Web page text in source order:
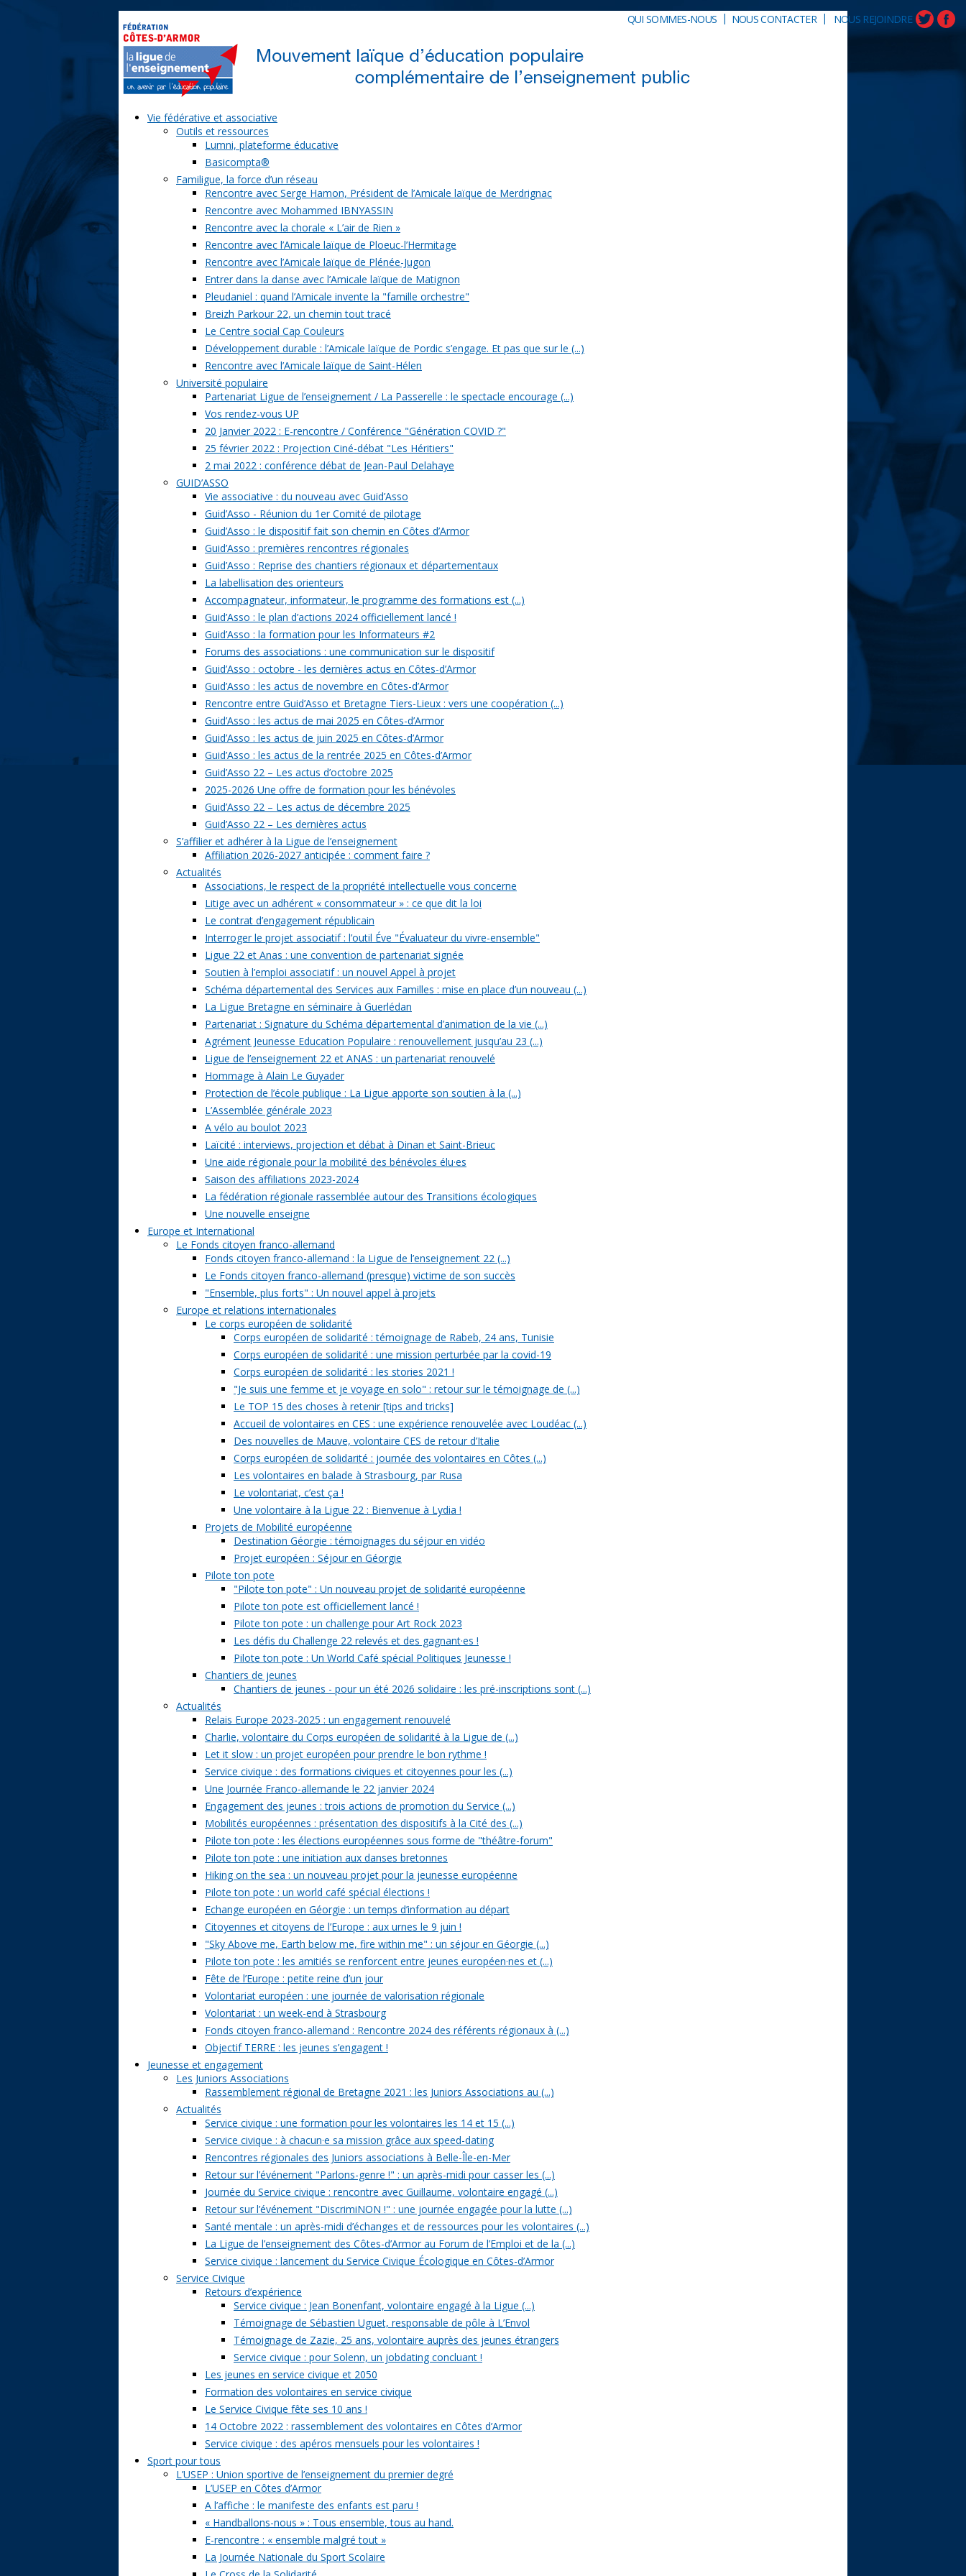
QUI SOMMES-NOUS | NOUS CONTACTER| NOUS REJOINDRE
Vie fédérative et associative
Outils et ressources
Lumni, plateforme éducative
Basicompta®
Familigue, la force d’un réseau
Rencontre avec Serge Hamon, Président de l’Amicale laïque de Merdrignac
Rencontre avec Mohammed IBNYASSIN
Rencontre avec la chorale « L’air de Rien »
Rencontre avec l’Amicale laïque de Ploeuc-l’Hermitage
Rencontre avec l’Amicale laïque de Plénée-Jugon
Entrer dans la danse avec l’Amicale laïque de Matignon
Pleudaniel : quand l’Amicale invente la "famille orchestre"
Breizh Parkour 22, un chemin tout tracé
Le Centre social Cap Couleurs
Développement durable : l’Amicale laïque de Pordic s’engage. Et pas que sur le (...)
Rencontre avec l’Amicale laïque de Saint-Hélen
Université populaire
Partenariat Ligue de l’enseignement / La Passerelle : le spectacle encourage (...)
Vos rendez-vous UP
20 Janvier 2022 : E-rencontre / Conférence "Génération COVID ?"
25 février 2022 : Projection Ciné-débat "Les Héritiers"
2 mai 2022 : conférence débat de Jean-Paul Delahaye
GUID’ASSO
Vie associative : du nouveau avec Guid’Asso
Guid’Asso - Réunion du 1er Comité de pilotage
Guid’Asso : le dispositif fait son chemin en Côtes d’Armor
Guid’Asso : premières rencontres régionales
Guid’Asso : Reprise des chantiers régionaux et départementaux
La labellisation des orienteurs
Accompagnateur, informateur, le programme des formations est (...)
Guid’Asso : le plan d’actions 2024 officiellement lancé !
Guid’Asso : la formation pour les Informateurs #2
Forums des associations : une communication sur le dispositif
Guid’Asso : octobre - les dernières actus en Côtes-d’Armor
Guid’Asso : les actus de novembre en Côtes-d’Armor
Rencontre entre Guid’Asso et Bretagne Tiers-Lieux : vers une coopération (...)
Guid’Asso : les actus de mai 2025 en Côtes-d’Armor
Guid’Asso : les actus de juin 2025 en Côtes-d’Armor
Guid’Asso : les actus de la rentrée 2025 en Côtes-d’Armor
Guid’Asso 22 – Les actus d’octobre 2025
2025-2026 Une offre de formation pour les bénévoles
Guid’Asso 22 – Les actus de décembre 2025
Guid’Asso 22 – Les dernières actus
S’affilier et adhérer à la Ligue de l’enseignement
Affiliation 2026-2027 anticipée : comment faire ?
Actualités
Associations, le respect de la propriété intellectuelle vous concerne
Litige avec un adhérent « consommateur » : ce que dit la loi
Le contrat d’engagement républicain
Interroger le projet associatif : l’outil Éve "Évaluateur du vivre-ensemble"
Ligue 22 et Anas : une convention de partenariat signée
Soutien à l’emploi associatif : un nouvel Appel à projet
Schéma départemental des Services aux Familles : mise en place d’un nouveau (...)
La Ligue Bretagne en séminaire à Guerlédan
Partenariat : Signature du Schéma départemental d’animation de la vie (...)
Agrément Jeunesse Education Populaire : renouvellement jusqu’au 23 (...)
Ligue de l’enseignement 22 et ANAS : un partenariat renouvelé
Hommage à Alain Le Guyader
Protection de l’école publique : La Ligue apporte son soutien à la (...)
L’Assemblée générale 2023
A vélo au boulot 2023
Laïcité : interviews, projection et débat à Dinan et Saint-Brieuc
Une aide régionale pour la mobilité des bénévoles élu·es
Saison des affiliations 2023-2024
La fédération régionale rassemblée autour des Transitions écologiques
Une nouvelle enseigne
Europe et International
Le Fonds citoyen franco-allemand
Fonds citoyen franco-allemand : la Ligue de l’enseignement 22 (...)
Le Fonds citoyen franco-allemand (presque) victime de son succès
"Ensemble, plus forts" : Un nouvel appel à projets
Europe et relations internationales
Le corps européen de solidarité
Corps européen de solidarité : témoignage de Rabeb, 24 ans, Tunisie
Corps européen de solidarité : une mission perturbée par la covid-19
Corps européen de solidarité : les stories 2021 !
"Je suis une femme et je voyage en solo" : retour sur le témoignage de (...)
Le TOP 15 des choses à retenir [tips and tricks]
Accueil de volontaires en CES : une expérience renouvelée avec Loudéac (...)
Des nouvelles de Mauve, volontaire CES de retour d’Italie
Corps européen de solidarité : journée des volontaires en Côtes (...)
Les volontaires en balade à Strasbourg, par Rusa
Le volontariat, c’est ça !
Une volontaire à la Ligue 22 : Bienvenue à Lydia !
Projets de Mobilité européenne
Destination Géorgie : témoignages du séjour en vidéo
Projet européen : Séjour en Géorgie
Pilote ton pote
"Pilote ton pote" : Un nouveau projet de solidarité européenne
Pilote ton pote est officiellement lancé !
Pilote ton pote : un challenge pour Art Rock 2023
Les défis du Challenge 22 relevés et des gagnant·es !
Pilote ton pote : Un World Café spécial Politiques Jeunesse !
Chantiers de jeunes
Chantiers de jeunes - pour un été 2026 solidaire : les pré-inscriptions sont (...)
Actualités
Relais Europe 2023-2025 : un engagement renouvelé
Charlie, volontaire du Corps européen de solidarité à la Ligue de (...)
Let it slow : un projet européen pour prendre le bon rythme !
Service civique : des formations civiques et citoyennes pour les (...)
Une Journée Franco-allemande le 22 janvier 2024
Engagement des jeunes : trois actions de promotion du Service (...)
Mobilités européennes : présentation des dispositifs à la Cité des (...)
Pilote ton pote : les élections européennes sous forme de "théâtre-forum"
Pilote ton pote : une initiation aux danses bretonnes
Hiking on the sea : un nouveau projet pour la jeunesse européenne
Pilote ton pote : un world café spécial élections !
Echange européen en Géorgie : un temps d’information au départ
Citoyennes et citoyens de l’Europe : aux urnes le 9 juin !
"Sky Above me, Earth below me, fire within me" : un séjour en Géorgie (...)
Pilote ton pote : les amitiés se renforcent entre jeunes européen·nes et (...)
Fête de l’Europe : petite reine d’un jour
Volontariat européen : une journée de valorisation régionale
Volontariat : un week-end à Strasbourg
Fonds citoyen franco-allemand : Rencontre 2024 des référents régionaux à (...)
Objectif TERRE : les jeunes s’engagent !
Jeunesse et engagement
Les Juniors Associations
Rassemblement régional de Bretagne 2021 : les Juniors Associations au (...)
Actualités
Service civique : une formation pour les volontaires les 14 et 15 (...)
Service civique : à chacun·e sa mission grâce aux speed-dating
Rencontres régionales des Juniors associations à Belle-Île-en-Mer
Retour sur l’événement "Parlons-genre !" : un après-midi pour casser les (...)
Journée du Service civique : rencontre avec Guillaume, volontaire engagé (...)
Retour sur l’événement "DiscrimiNON !" : une journée engagée pour la lutte (...)
Santé mentale : un après-midi d’échanges et de ressources pour les volontaires (...)
La Ligue de l’enseignement des Côtes-d’Armor au Forum de l’Emploi et de la (...)
Service civique : lancement du Service Civique Écologique en Côtes-d’Armor
Service Civique
Retours d’expérience
Service civique : Jean Bonenfant, volontaire engagé à la Ligue (...)
Témoignage de Sébastien Uguet, responsable de pôle à L’Envol
Témoignage de Zazie, 25 ans, volontaire auprès des jeunes étrangers
Service civique : pour Solenn, un jobdating concluant !
Les jeunes en service civique et 2050
Formation des volontaires en service civique
Le Service Civique fête ses 10 ans !
14 Octobre 2022 : rassemblement des volontaires en Côtes d’Armor
Service civique : des apéros mensuels pour les volontaires !
Sport pour tous
L’USEP : Union sportive de l’enseignement du premier degré
L’USEP en Côtes d’Armor
A l’affiche : le manifeste des enfants est paru !
« Handballons-nous » : Tous ensemble, tous au hand.
E-rencontre : « ensemble malgré tout »
La Journée Nationale du Sport Scolaire